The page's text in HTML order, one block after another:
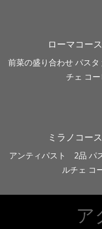
ローマコー
前菜の盛り合わせ パス
チェ コ
ミラノコー
アンティパスト 2品 パ
ルチェ コ
ア